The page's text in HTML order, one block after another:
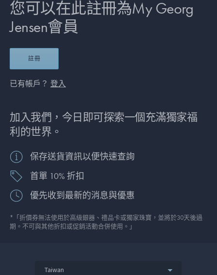
您可以在此註冊為My Georg
Jensen會員
註冊
已有帳戶？ 登入
加入我們，今日即可探索一個充滿獨家福
利的世界。
保存送貨資訊以便快速查詢
首單 10% 折扣
優先收到最新的消息與優惠
*「折價券無法使用於高級銀器、禮品卡或獨家珠寶，並將於30天後過
期。不可與其他折扣或促銷活動合併使用。」
Taiwan